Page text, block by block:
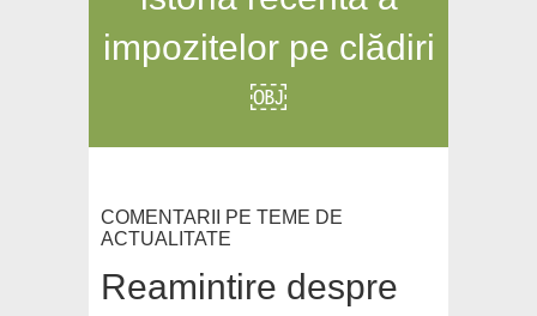
impozitelor pe clădiri
￼
COMENTARII PE TEME DE
ACTUALITATE
Reamintire despre